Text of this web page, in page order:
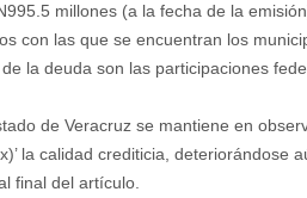
millones (a la fecha de la
con las que se encuentran los
la deuda son las participaciones
de Veracruz se mantiene en
la calidad crediticia,
final del artículo.